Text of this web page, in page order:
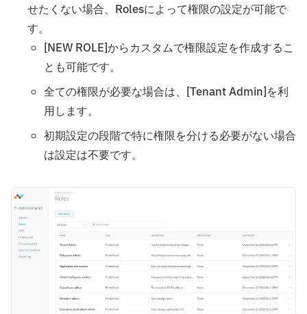
せたくない場合、Rolesによって権限の設定が可能で
す。
[NEW ROLE]からカスタムで権限設定を作成するこ
とも可能です。
全ての権限が必要な場合は、[Tenant Admin]を利
用します。
初期設定の段階で特に権限を分ける必要がない場合
は設定は不要です。